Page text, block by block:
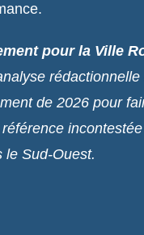
pour la Ville
de 2026 pour
le Sud-Ouest.